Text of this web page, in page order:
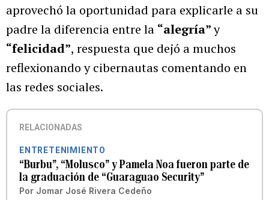
aprovechó la oportunidad para explicarle a su
padre la diferencia entre la “alegría”y
“felicidad”, respuesta que dejó a muchos
reflexionando y cibernautas comentando en
las redes sociales.
RELACIONADAS
ENTRETENIMIENTO
“Burbu”, “Molusco” y Pamela Noa fueron parte de
la graduación de “Guaraguao Security”
Por Jomar José Rivera Cedeño